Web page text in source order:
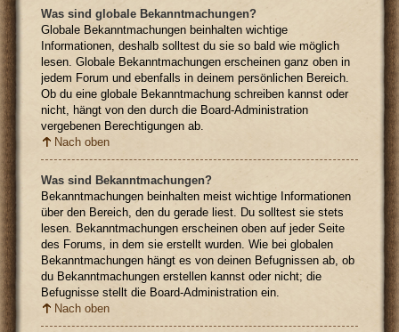
Was sind globale Bekanntmachungen?
Globale Bekanntmachungen beinhalten wichtige
Informationen, deshalb solltest du sie so bald wie möglich
lesen. Globale Bekanntmachungen erscheinen ganz oben in
jedem Forum und ebenfalls in deinem persönlichen Bereich.
Ob du eine globale Bekanntmachung schreiben kannst oder
nicht, hängt von den durch die Board-Administration
vergebenen Berechtigungen ab.
Nach oben
Was sind Bekanntmachungen?
Bekanntmachungen beinhalten meist wichtige Informationen
über den Bereich, den du gerade liest. Du solltest sie stets
lesen. Bekanntmachungen erscheinen oben auf jeder Seite
des Forums, in dem sie erstellt wurden. Wie bei globalen
Bekanntmachungen hängt es von deinen Befugnissen ab, ob
du Bekanntmachungen erstellen kannst oder nicht; die
Befugnisse stellt die Board-Administration ein.
Nach oben